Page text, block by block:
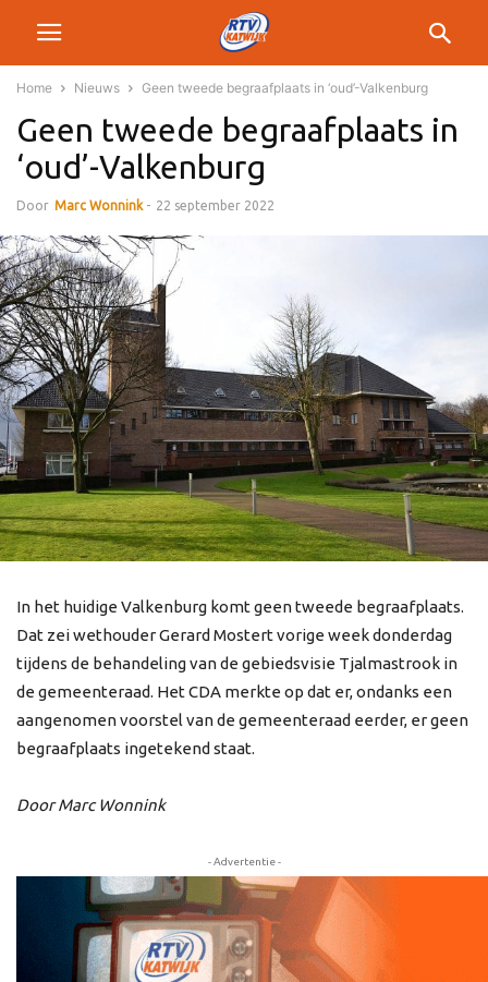
Home Nieuws Geen tweede begraafplaats in ‘oud’-Valkenburg
Geen tweede begraafplaats in
‘oud’-Valkenburg
Door Marc Wonnink - 22 september 2022
In het huidige Valkenburg komt geen tweede begraafplaats.
Dat zei wethouder Gerard Mostert vorige week donderdag
tijdens de behandeling van de gebiedsvisie Tjalmastrook in
de gemeenteraad. Het CDA merkte op dat er, ondanks een
aangenomen voorstel van de gemeenteraad eerder, er geen
begraafplaats ingetekend staat.
Door Marc Wonnink
- Advertentie -